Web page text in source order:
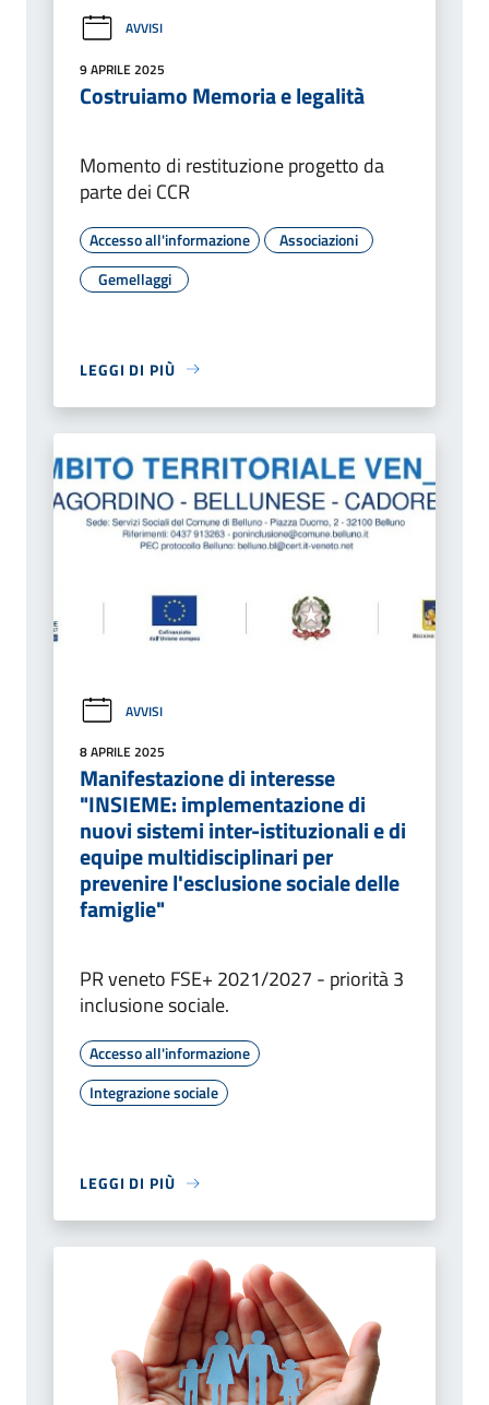
AVVISI
9 APRILE 2025
Costruiamo Memoria e legalità
Momento di restituzione progetto da
parte dei CCR
Accesso all'informazione
Associazioni
Gemellaggi
LEGGI DI PIÙ
AVVISI
8 APRILE 2025
Manifestazione di interesse
"INSIEME: implementazione di
nuovi sistemi inter-istituzionali e di
equipe multidisciplinari per
prevenire l'esclusione sociale delle
famiglie"
PR veneto FSE+ 2021/2027 - priorità 3
inclusione sociale.
Accesso all'informazione
Integrazione sociale
LEGGI DI PIÙ